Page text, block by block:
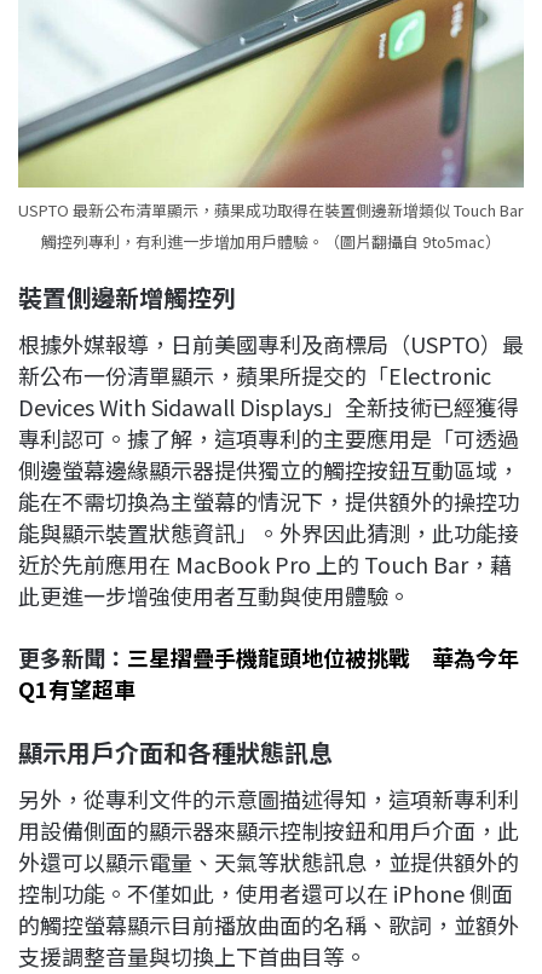
USPTO 最新公布清單顯示，蘋果成功取得在裝置側邊新增類似 Touch Bar
觸控列專利，有利進一步增加用戶體驗。（圖片翻攝自 9to5mac）
裝置側邊新增觸控列
根據外媒報導，日前美國專利及商標局（USPTO）最
新公布一份清單顯示，蘋果所提交的「Electronic
Devices With Sidawall Displays」全新技術已經獲得
專利認可。據了解，這項專利的主要應用是「可透過
側邊螢幕邊緣顯示器提供獨立的觸控按鈕互動區域，
能在不需切換為主螢幕的情況下，提供額外的操控功
能與顯示裝置狀態資訊」。外界因此猜測，此功能接
近於先前應用在 MacBook Pro 上的 Touch Bar，藉
此更進一步增強使用者互動與使用體驗。
更多新聞： 三星摺疊手機龍頭地位被挑戰 華為今年
Q1有望超車
顯示用戶介面和各種狀態訊息
另外，從專利文件的示意圖描述得知，這項新專利利
用設備側面的顯示器來顯示控制按鈕和用戶介面，此
外還可以顯示電量、天氣等狀態訊息，並提供額外的
控制功能。不僅如此，使用者還可以在 iPhone 側面
的觸控螢幕顯示目前播放曲面的名稱、歌詞，並額外
支援調整音量與切換上下首曲目等。